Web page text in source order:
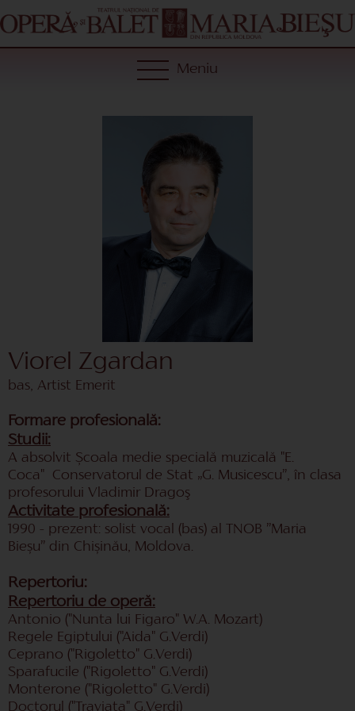
Meniu
Viorel Zgardan
bas, Artist Emerit
Formare profesională:
Studii:
A absolvit Școala medie specială muzicală "E.
Coca" Conservatorul de Stat „G. Musicescu”, în clasa
profesorului Vladimir Dragoş
Activitate profesională:
1990 - prezent: solist vocal (bas) al TNOB ”Maria
Bieșu” din Chișinău, Moldova.
Repertoriu:
Repertoriu de operă:
Antonio ("Nunta lui Figaro" W.A. Mozart)
Regele Egiptului ("Aida" G.Verdi)
Ceprano ("Rigoletto" G.Verdi)
Sparafucile ("Rigoletto" G.Verdi)
Monterone ("Rigoletto" G.Verdi)
Doctorul ("Traviata" G.Verdi)